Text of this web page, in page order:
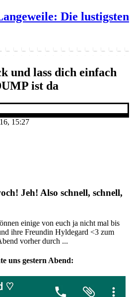
Die lustigsten
und lass dich einfach
ist da
15:27
Jeh! Also schnell, schnell,
einige von euch ja nicht mal bis
ihre Freundin Hyldegard <3 zum
vorher durch ...
uns gestern Abend: